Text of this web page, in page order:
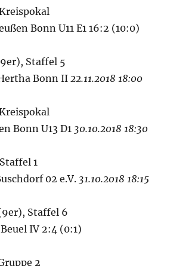
Bonn U11 E1 16:2 (10:0)
Staffel 5
Bonn II22.11.2018 18:00
Bonn U13 D1 30.10.2018 18:30
1
02 e.V. 31.10.2018 18:15
Staffel 6
IV 2:4 (0:1)
2